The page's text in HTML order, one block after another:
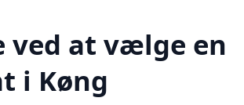
ved at vælge en
i Køng